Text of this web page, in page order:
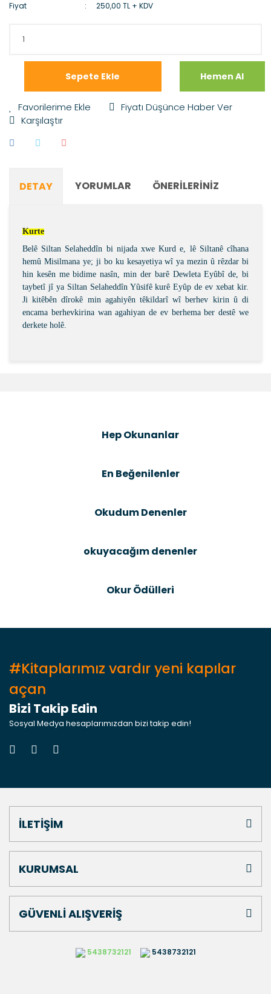
Fiyat
250,00 TL + KDV
Sepete Ekle Hemen Al
Fiyatı Düşünce Haber Ver
Karşılaştır
DETAY YORUMLAR ÖNERILERINIZ
Kurte
Belê Siltan Selaheddîn bi nijada xwe Kurd e, lê Siltanê cîhana
hemû Misilmana ye; ji bo ku kesayetiya wî ya mezin û rêzdar bi
hin kesên me bidime nasîn, min der barê Dewleta Eyûbî de, bi
taybetî jî ya Siltan Selaheddîn Yûsifê kurê Eyûp de ev xebat kir.
Ji kitêbên dîrokê min agahiyên têkildarî wî berhev kirin û di
encama berhevkirina wan agahiyan de ev berhema ber destê we
derkete holê.
Ürün açıklamasında eksik bilgiler bulunuyor.
Ürün fiyatı diğer sitelerden daha pahalı.
Hep Okunanlar
En Beğenilenler
Okudum Denenler
okuyacağım denenler
Okur Ödülleri
#Kitaplarımız vardır yeni kapılar
açan
Bizi Takip Edin
Sosyal Medya hesaplarımızdan bizi takip edin!
İLETİŞİM
KURUMSAL
GÜVENLİ ALIŞVERİŞ
5438732121 5438732121